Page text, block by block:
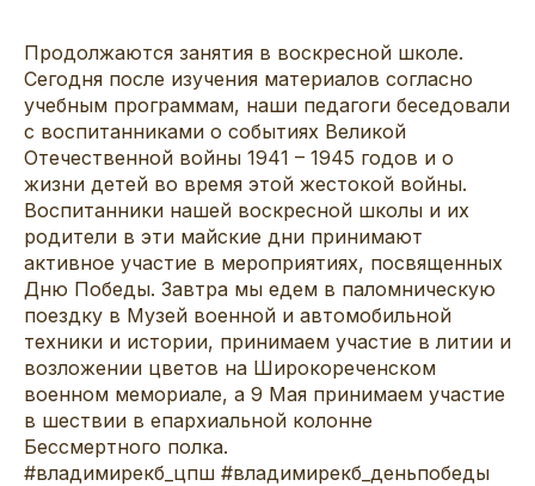
Продолжаются занятия в воскресной школе.
Сегодня после изучения материалов согласно
учебным программам, наши педагоги беседовали
с воспитанниками о событиях Великой
Отечественной войны 1941 – 1945 годов и о
жизни детей во время этой жестокой войны.
Воспитанники нашей воскресной школы и их
родители в эти майские дни принимают
активное участие в мероприятиях, посвященных
Дню Победы. Завтра мы едем в паломническую
поездку в Музей военной и автомобильной
техники и истории, принимаем участие в литии и
возложении цветов на Широкореченском
военном мемориале, а 9 Мая принимаем участие
в шествии в епархиальной колонне
Бессмертного полка.
#владимирекб_цпш #владимирекб_деньпобеды